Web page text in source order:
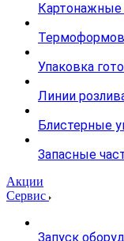
Упаковка
Линии
Блистерные
Запасные
Акции
Сервис
Запуск